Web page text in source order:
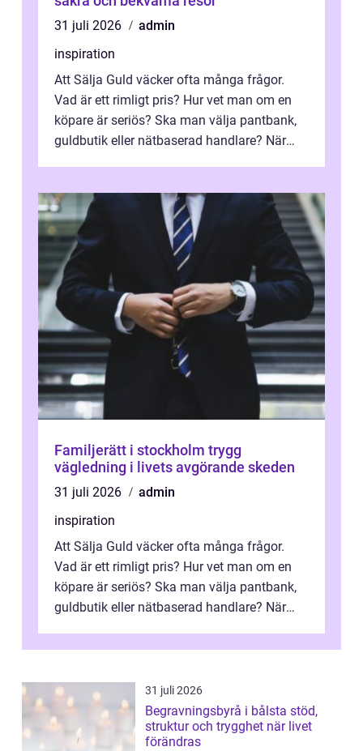
31 juli 2026
admin
inspiration
Att Sälja Guld väcker ofta många frågor.
Vad är ett rimligt pris? Hur vet man om en
köpare är seriös? Ska man välja pantbank,
guldbutik eller nätbaserad handlare? När
Familjerätt i stockholm trygg
vägledning i livets avgörande skeden
31 juli 2026
admin
inspiration
Att Sälja Guld väcker ofta många frågor.
Vad är ett rimligt pris? Hur vet man om en
köpare är seriös? Ska man välja pantbank,
guldbutik eller nätbaserad handlare? När
31 juli 2026
Begravningsbyrå i bålsta stöd,
struktur och trygghet när livet
förändras